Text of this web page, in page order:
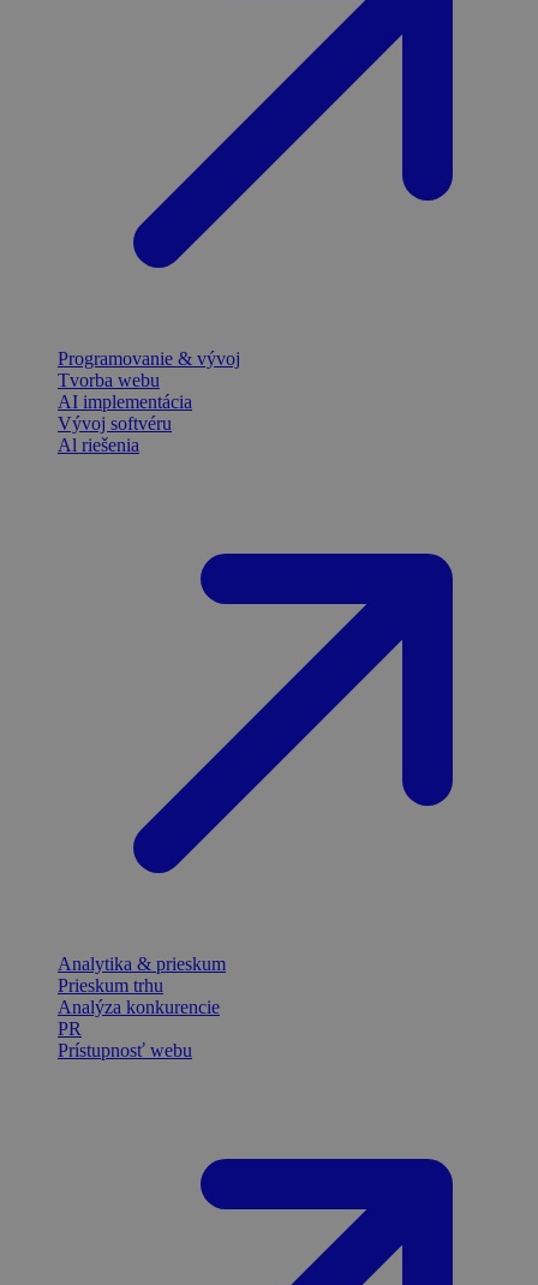
Programovanie & vývoj
Tvorba webu
AI implementácia
Vývoj softvéru
Al riešenia
Analytika & prieskum
Prieskum trhu
Analýza konkurencie
PR
Prístupnosť webu